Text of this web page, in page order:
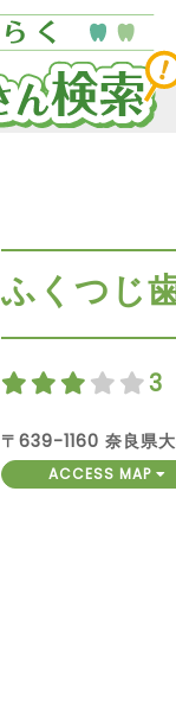
ふくつじ
3
〒639-1160 奈良県
ACCESS MAP